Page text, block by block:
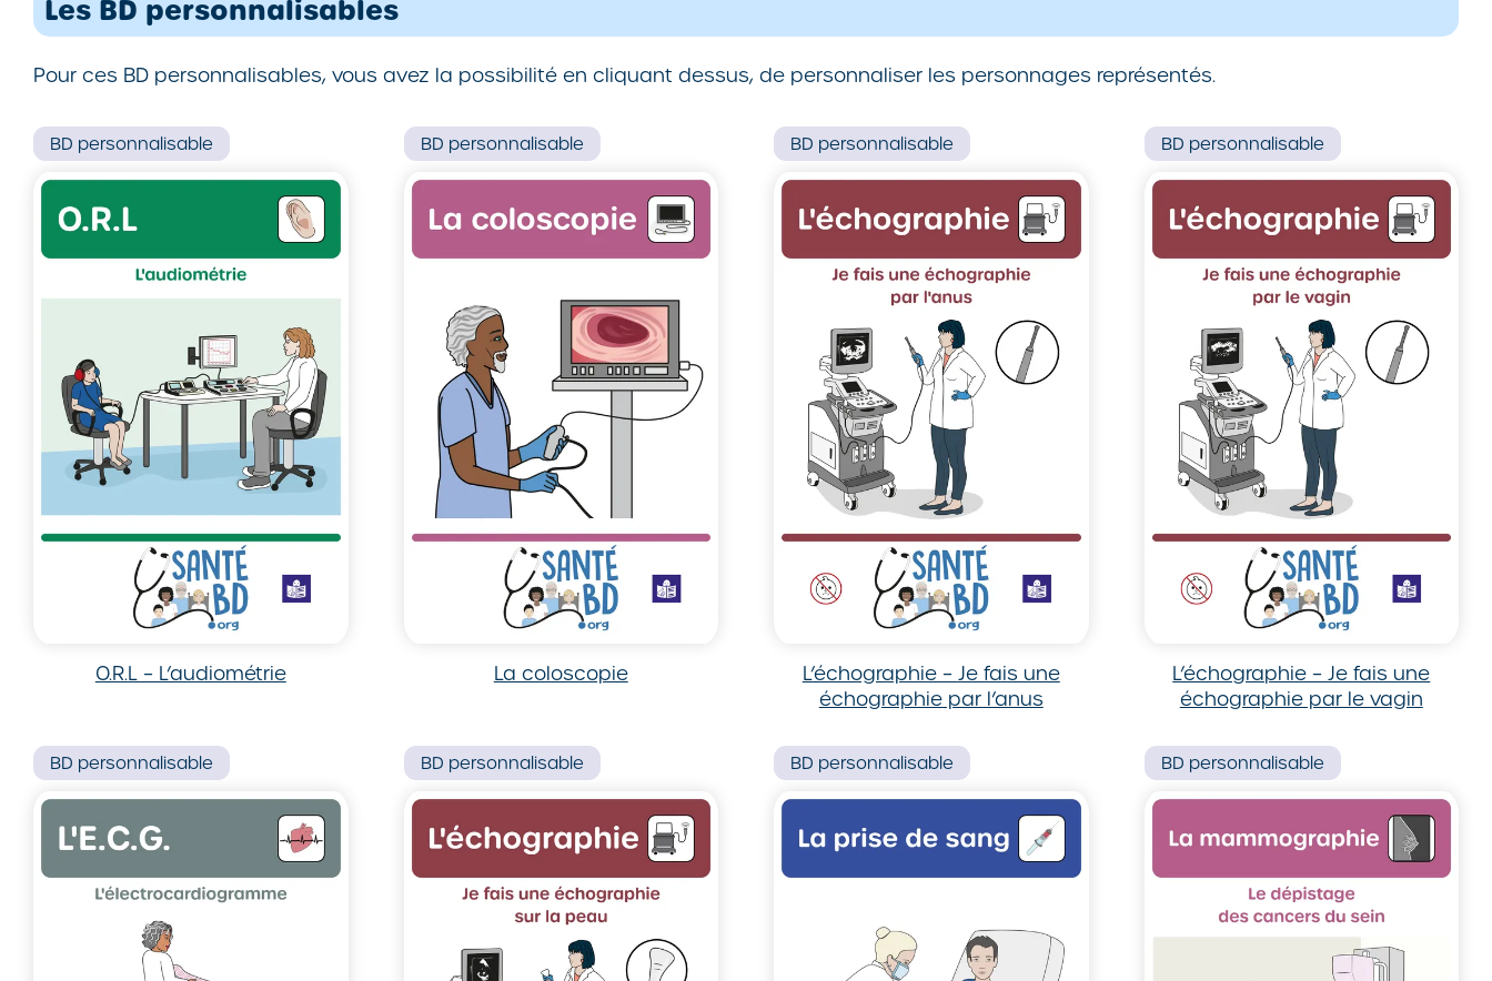
Les BD personnalisables
Pour ces BD personnalisables, vous avez la possibilité en cliquant dessus, de personnaliser les personnages représentés.
BD personnalisable
O.R.L – L’audiométrie
BD personnalisable
La coloscopie
BD personnalisable
L’échographie – Je fais une
échographie par l’anus
BD personnalisable
L’échographie – Je fais une
échographie par le vagin
BD personnalisable BD personnalisable BD personnalisable BD personnalisable